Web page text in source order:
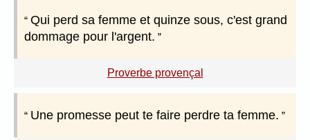
Qui perd sa femme et quinze sous, c'est grand
dommage pour l'argent.
Proverbe provençal
Une promesse peut te faire perdre ta femme.